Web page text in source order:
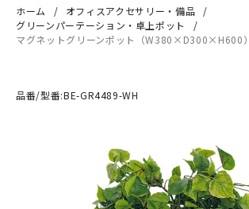
ホーム
オフィスアクセサリー・備品
グリーンパーテーション・卓上ポット
マグネットグリーンポット（W380×D300×H600）
品番/型番:BE-GR4489-WH